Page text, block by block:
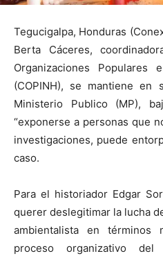
Tegucigalpa, Honduras
Berta Cáceres,
Organizaciones Populares
(COPINH), se mantiene en
Ministerio Publico (MP),
“exponerse a personas que
investigaciones, puede
caso.
Para el historiador Edgar
querer deslegitimar la lucha
ambientalista en términos
proceso organizativo